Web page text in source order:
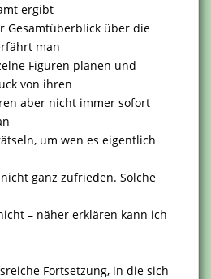
ergibt
Gesamtüberblick über die
man
Figuren planen und
von ihren
aber nicht immer sofort
um wen es eigentlich
ganz zufrieden. Solche
– näher erklären kann ich
Fortsetzung, in die sich